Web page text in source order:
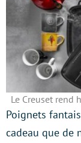
Le Creuset rend
Poignets
cadeau que de